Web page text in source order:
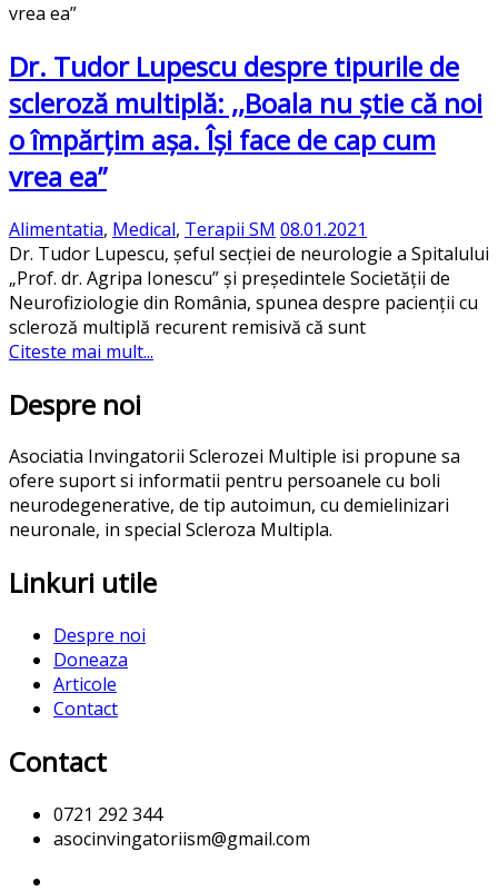
Dr. Tudor Lupescu despre tipurile de
scleroză multiplă: ,,Boala nu știe că noi
o împărțim așa. Își face de cap cum
vrea ea”
Alimentatia, Medical, Terapii SM 08.01.2021
Dr. Tudor Lupescu, șeful secției de neurologie a Spitalului
„Prof. dr. Agripa Ionescu” și președintele Societății de
Neurofiziologie din România, spunea despre pacienții cu
scleroză multiplă recurent remisivă că sunt
Citeste mai mult...
Despre noi
Asociatia Invingatorii Sclerozei Multiple isi propune sa
ofere suport si informatii pentru persoanele cu boli
neurodegenerative, de tip autoimun, cu demielinizari
neuronale, in special Scleroza Multipla.
Linkuri utile
Despre noi
Doneaza
Articole
Contact
Contact
0721 292 344
asocinvingatoriism@gmail.com